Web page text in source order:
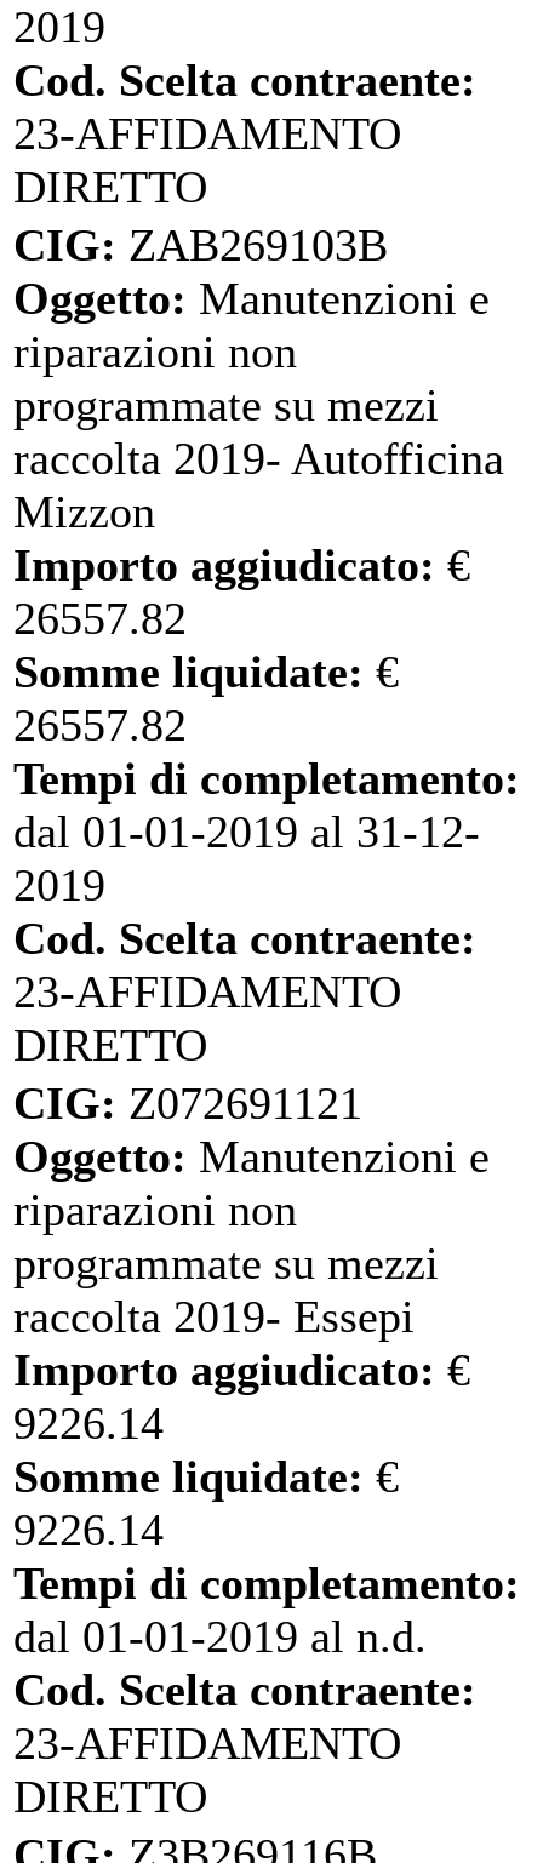
2019
Cod. Scelta contraente:
23-AFFIDAMENTO
DIRETTO
CIG: ZAB269103B
Oggetto: Manutenzioni e
riparazioni non
programmate su mezzi
raccolta 2019- Autofficina
Mizzon
Importo aggiudicato: €
26557.82
Somme liquidate: €
26557.82
Tempi di completamento:
dal 01-01-2019 al 31-12-
2019
Cod. Scelta contraente:
23-AFFIDAMENTO
DIRETTO
CIG: Z072691121
Oggetto: Manutenzioni e
riparazioni non
programmate su mezzi
raccolta 2019- Essepi
Importo aggiudicato: €
9226.14
Somme liquidate: €
9226.14
Tempi di completamento:
dal 01-01-2019 al n.d.
Cod. Scelta contraente:
23-AFFIDAMENTO
DIRETTO